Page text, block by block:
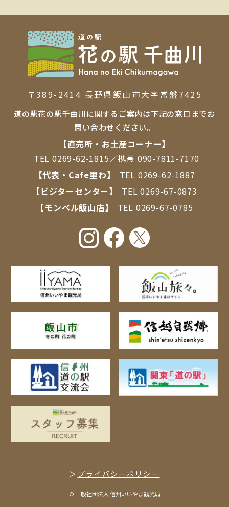
〒389-2414 ⻑野県飯⼭市⼤字常盤7425
道の駅花の駅千曲川に関するご案内は下記の窓口までお
問い合わせください。
【直売所・お⼟産コーナー】
TEL 0269-62-1815／携帯 090-7811-7170
【代表・Cafe里わ】
TEL 0269-62-1887
【ビジターセンター】
TEL0269-67-0873
【モンベル飯山店】
TEL 0269-67-0785
プライバシーポリシー
© 一般社団法人 信州いいやま観光局